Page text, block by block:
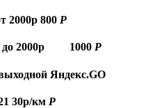
2000р 800 Р
до 2000р 1000 Р
Яндекс.GO
30р/км Р